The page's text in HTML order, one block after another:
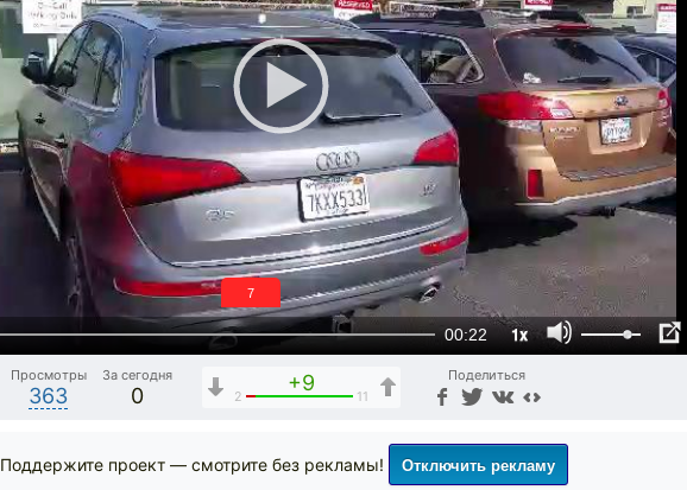
00:22 1x
6
Просмотры
363
За сегодня
0
+9
2 11
Поделиться
Поддержите проект — смотрите без рекламы! Отключить рекламу